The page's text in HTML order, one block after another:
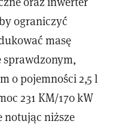
ograniczyć
masę
sprawdzonym,
o pojemności 2,5 l
231 KM/170 kW
notując niższe